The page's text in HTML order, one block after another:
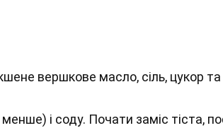
вершкове масло, сіль, цукор
і соду. Почати заміс тіста,